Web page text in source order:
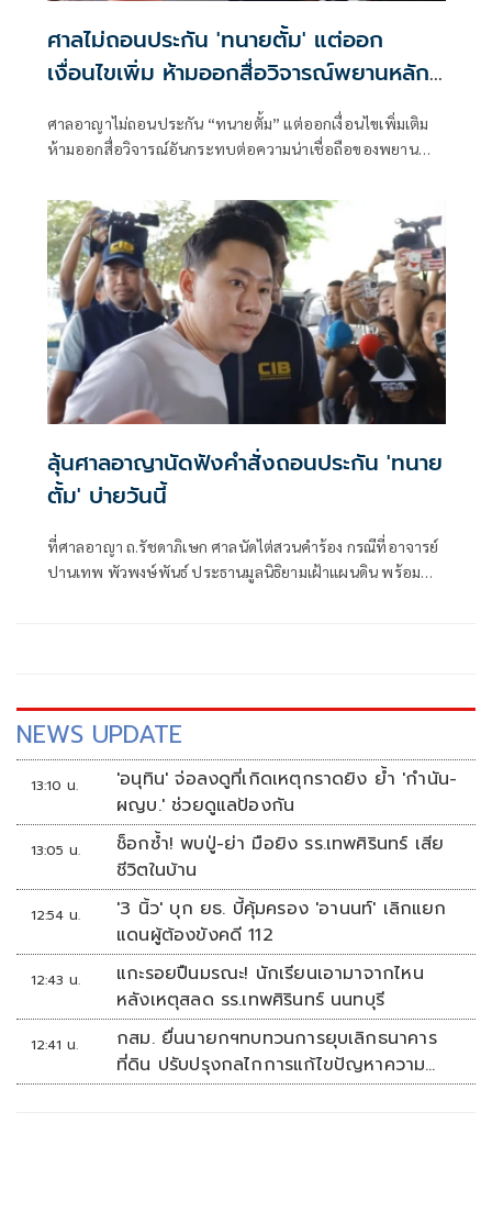
ศาลไม่ถอนประกัน 'ทนายตั้ม' แต่ออก
เงื่อนไขเพิ่ม ห้ามออกสื่อวิจารณ์พยานหลัก
ศาลอาญาไม่ถอนประกัน “ทนายตั้ม” แต่ออกเงื่อนไขเพิ่มเติม
ห้ามออกสื่อวิจารณ์อันกระทบต่อความน่าเชื่อถือของพยาน
ลุ้นศาลอาญานัดฟังคำสั่งถอนประกัน 'ทนาย
ตั้ม' บ่ายวันนี้
ที่ศาลอาญา ถ.รัชดาภิเษก ศาลนัดไต่สวนคำร้อง กรณีที่อาจารย์
ปานเทพ พัวพงษ์พันธ์ ประธานมูลนิธิยามเฝ้าแผนดิน พร้อม
NEWS UPDATE
13:10 น.
'อนุทิน' จ่อลงดูที่เกิดเหตุกราดยิง ย้ำ 'กำนัน-
ผญบ.' ช่วยดูแลป้องกัน
13:05 น.
ช็อกซ้ำ! พบปู่-ย่า มือยิง รร.เทพศิรินทร์ เสีย
ชีวิตในบ้าน
12:54 น.
'3 นิ้ว' บุก ยธ. บี้คุ้มครอง 'อานนท์' เลิกแยก
แดนผู้ต้องขังคดี 112
12:43 น.
แกะรอยปืนมรณะ! นักเรียนเอามาจากไหน
หลังเหตุสลด รร.เทพศิรินทร์ นนทบุรี
12:41 น.
กสม. ยื่นนายกฯทบทวนการยุบเลิกธนาคาร
ที่ดิน ปรับปรุงกลไกการแก้ไขปัญหาความ
เหลื่อมล้ำ